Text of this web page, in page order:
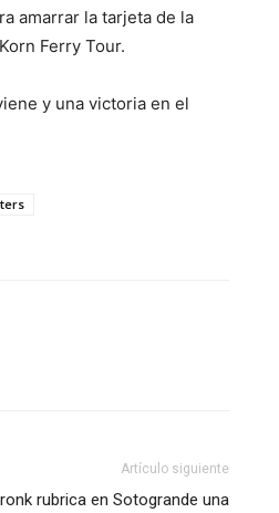
amarrar la tarjeta de la
Ferry Tour.
y una victoria en el
Artículo siguiente
rubrica en Sotogrande una